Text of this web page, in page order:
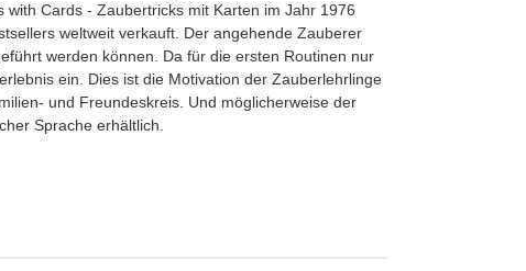
Cards - Zaubertricks mit Karten im Jahr 1976
weltweit verkauft. Der angehende Zauberer
werden können. Da für die ersten Routinen nur
ein. Dies ist die Motivation der Zauberlehrlinge
und Freundeskreis. Und möglicherweise der
Sprache erhältlich.